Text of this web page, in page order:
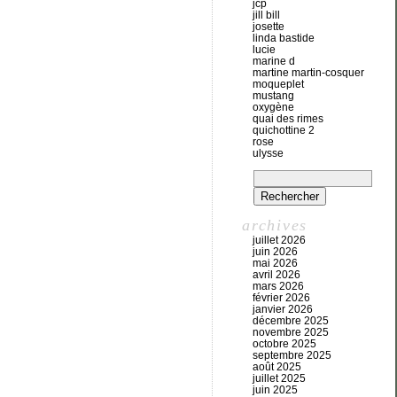
jcp
jill bill
josette
linda bastide
lucie
marine d
martine martin-cosquer
moqueplet
mustang
oxygène
quai des rimes
quichottine 2
rose
ulysse
archives
juillet 2026
juin 2026
mai 2026
avril 2026
mars 2026
février 2026
janvier 2026
décembre 2025
novembre 2025
octobre 2025
septembre 2025
août 2025
juillet 2025
juin 2025